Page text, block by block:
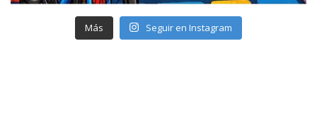
Más Seguir en Instagram